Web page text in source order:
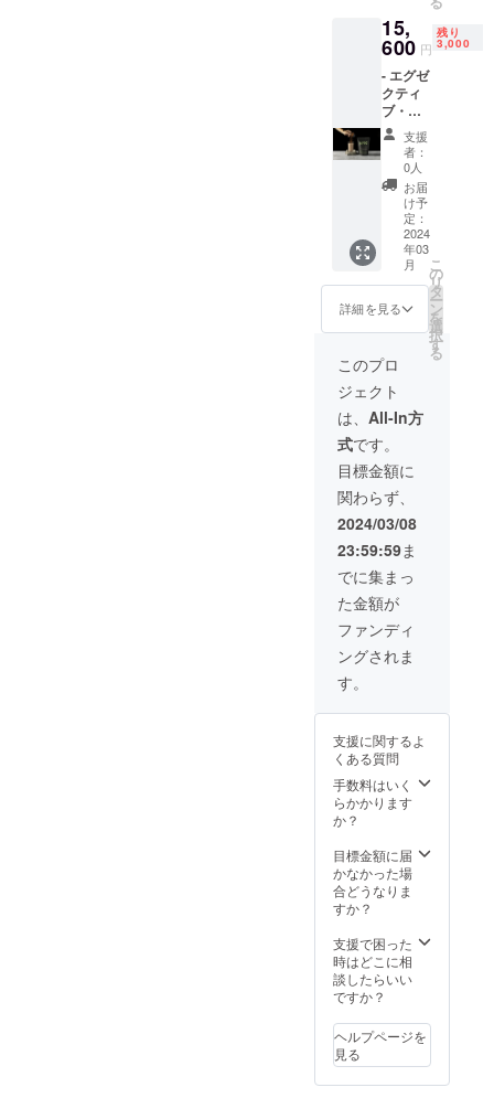
引) - 毎
月のメ
ンバー
シップ
特典は
画像を
ご参照
くださ
い。
15,
600 円
残り
3,000
- エグゼ
クティ
ブ・メ
ンバー
シップ1
年分
(15％割
引価格)
- プロテ
インパ
ウダー
950g
(お好き
な味)
(会員価
格の
50％割
引) - 毎
月のメ
ンバー
シップ
特典は
画像を
ご参照
くださ
い。
支援
者：
0人
お届
け予
定：
2024
年03
月
詳細を見る
こ
の
リ
タ
ー
ン
を
選
択
す
る
このプロ
ジェクト
は、 All-In方
式です。
目標金額に
関わらず、
2024/03/08
23:59:59ま
でに集まっ
た金額が
ファンディ
ングされま
す。
支援に関するよ
くある質問
手数料はいく
らかかります
か？
目標金額に届
かなかった場
合どうなりま
すか？
支援で困った
時はどこに相
談したらいい
ですか？
ヘルプページを
見る